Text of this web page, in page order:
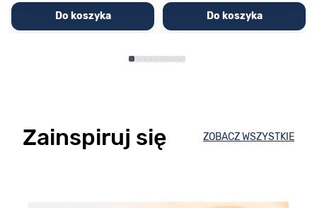
Do koszyka Do koszyka
Zainspiruj się ZOBACZ WSZYSTKIE